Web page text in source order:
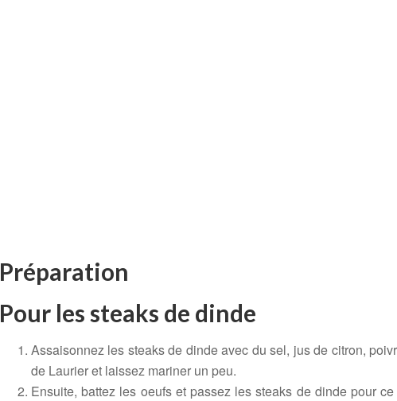
Préparation
Pour les steaks de dinde
Assaisonnez les steaks de dinde avec du sel, jus de citron,
de Laurier et laissez mariner un peu.
Ensuite, battez les oeufs et passez les steaks de dinde pour